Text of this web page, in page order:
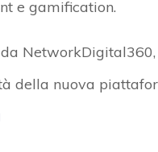
e gamification.
della nuova